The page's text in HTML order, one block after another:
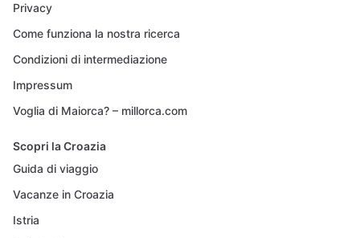
Privacy
Come funziona la nostra ricerca
Condizioni di intermediazione
Impressum
Voglia di Maiorca? – millorca.com
Scopri la Croazia
Guida di viaggio
Vacanze in Croazia
Istria